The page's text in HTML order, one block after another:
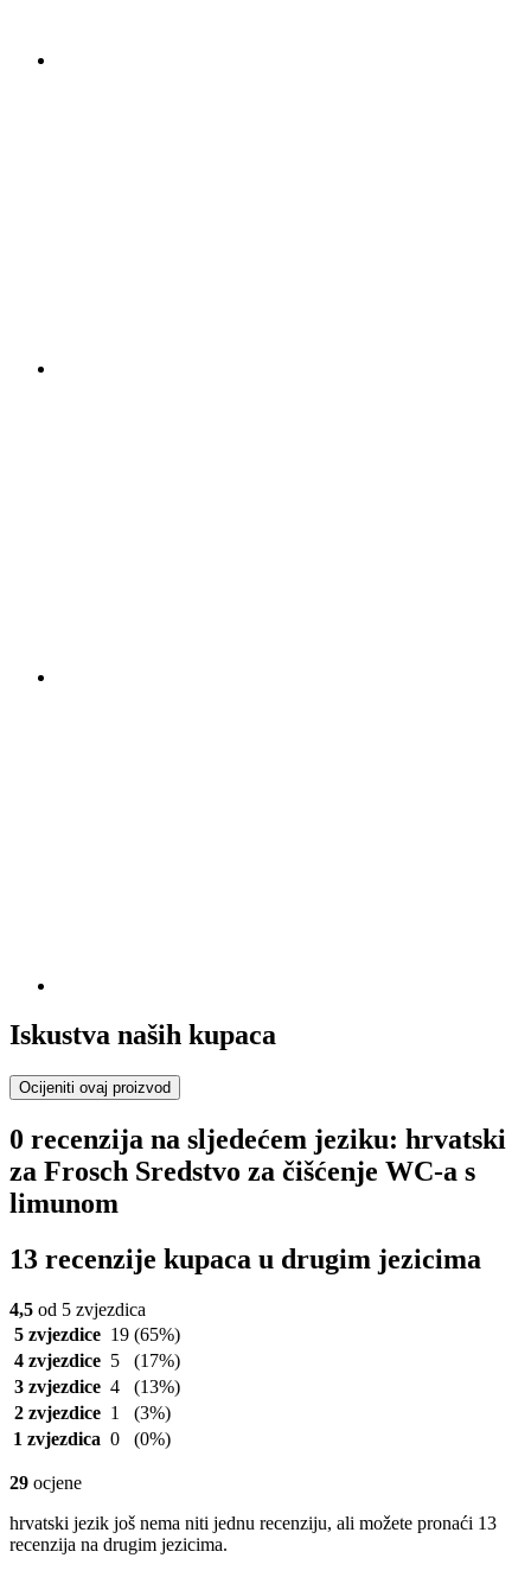
Iskustva naših kupaca
Ocijeniti ovaj proizvod
0 recenzija na sljedećem jeziku: hrvatski
za Frosch Sredstvo za čišćenje WC-a s
limunom
13 recenzije kupaca u drugim jezicima
4,5 od 5 zvjezdica
5 zvjezdice 19 (65%)
4 zvjezdice 5
(17%)
3 zvjezdice 4
(13%)
2 zvjezdice 1
(3%)
1 zvjezdica 0 (0%)
29 ocjene
hrvatski jezik još nema niti jednu recenziju, ali možete pronaći 13
recenzija na drugim jezicima.